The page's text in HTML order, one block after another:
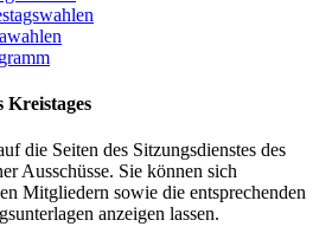
Kreistages
die Seiten des Sitzungsdienstes des
Ausschüsse. Sie können sich
Mitgliedern sowie die entsprechenden
anzeigen lassen.